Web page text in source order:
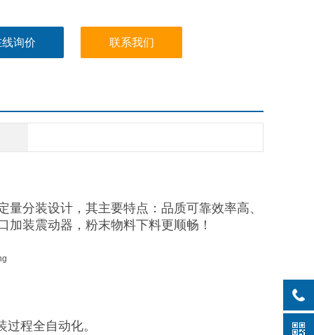
询价 联系我们
分装设计，其主要特点：品质可靠效率高、
装震动器，粉末物料下料更顺畅！
程全自动化。